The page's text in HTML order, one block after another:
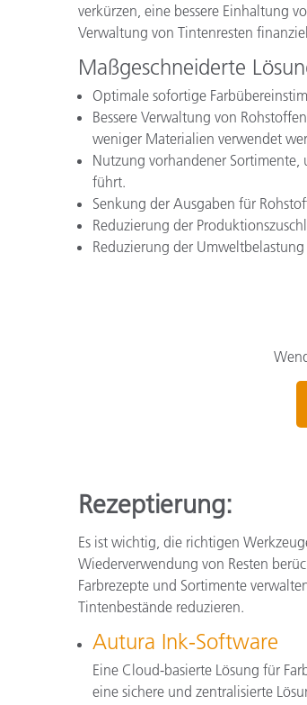
verkürzen, eine bessere Einhaltung
Verwaltung von Tintenresten
Maßgeschneiderte
Optimale sofortige
Bessere Verwaltung von
weniger Materialien verwendet
Nutzung vorhandener Sortimente,
führt.
Senkung der Ausgaben für
Reduzierung der
Reduzierung der
Rezeptierung:
Es ist wichtig, die richtigen
Wiederverwendung von Resten
Farbrezepte und Sortimente
Tintenbestände reduzieren.
Autura Ink-Software
Eine Cloud-basierte Lösung für
eine sichere und zentralisierte